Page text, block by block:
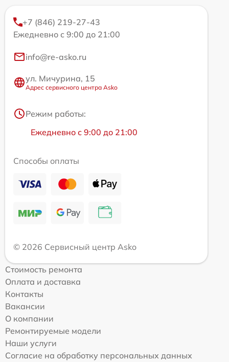
+7 (846) 219-27-43
Ежедневно с 9:00 до 21:00
info@re-asko.ru
ул. Мичурина, 15
Адрес сервисного центра Asko
Режим работы:
Ежедневно с 9:00 до 21:00
Способы оплаты
© 2026 Сервисный центр Asko
Стоимость ремонта
Оплата и доставка
Контакты
Вакансии
О компании
Ремонтируемые модели
Наши услуги
Согласие на обработку персональных данных